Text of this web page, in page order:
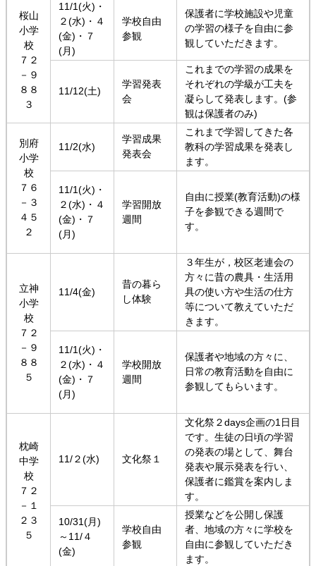
桜山
小学
校
７２
－９
８８
３
11/1(火)・
２(水)・４
(金)・７
(月)
学校自由
参観
保護者に学校施設や児童
の学習の様子を自由に参
観していただきます。
11/12(土)
学習発表
会
これまでの学習の成果を
それぞれの学級が工夫を
凝らして発表します。(参
観は保護者のみ)
別府
小学
校
７６
－３
４５
２
11/2(水)
学習成果
発表会
これまで学習してきた各
教科の学習成果を発表し
ます。
11/1(火)・
２(水)・４
(金)・７
(月)
学習開放
週間
自由に授業(教育活動)の様
子を参観できる週間で
す。
立神
小学
校
７２
－９
８８
５
11/4(金)
昔の暮ら
し体験
３年生が，校区老連会の
方々に昔の農具・生活用
具の使い方や生活の仕方
等について教えていただ
きます。
11/1(火)・
２(水)・４
(金)・７
(月)
学校開放
週間
保護者や地域の方々に、
日常の教育活動を自由に
参観してもらいます。
枕崎
中学
校
７２
－１
２３
５
11/２(水) 文化祭１
文化祭２days企画の1日目
です。生徒の日頃の学習
の発表の場として、舞台
発表や展示発表を行い、
保護者に鑑賞を案内しま
す。
10/31(月)
～11/４
(金)
学校自由
参観
授業などを公開し保護
者、地域の方々に学校を
自由に参観していただき
ます。